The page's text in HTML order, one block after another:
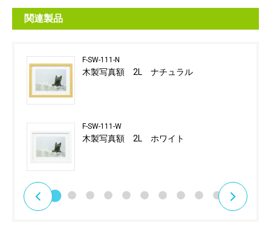
関連製品
F-SW-111-N
木製写真額 2L ナチュラル
F-SW-111-W
木製写真額 2L ホワイト